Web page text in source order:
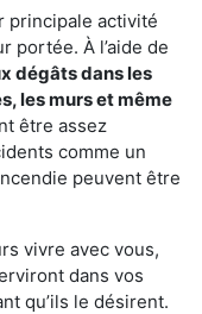
principale activité
portée. À l’aide de
dégâts dans les
les murs et même
être assez
comme un
peuvent être
vivre avec vous,
dans vos
qu’ils le désirent.